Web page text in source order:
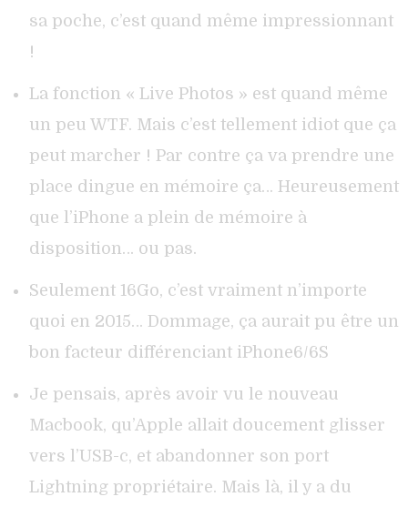
sa poche, c’est quand même impressionnant
!
La fonction « Live Photos » est quand même
un peu WTF. Mais c’est tellement idiot que ça
peut marcher ! Par contre ça va prendre une
place dingue en mémoire ça… Heureusement
que l’iPhone a plein de mémoire à
disposition… ou pas.
Seulement 16Go, c’est vraiment n’importe
quoi en 2015… Dommage, ça aurait pu être un
bon facteur différenciant iPhone6/6S
Je pensais, après avoir vu le nouveau
Macbook, qu’Apple allait doucement glisser
vers l’USB-c, et abandonner son port
Lightning propriétaire. Mais là, il y a du